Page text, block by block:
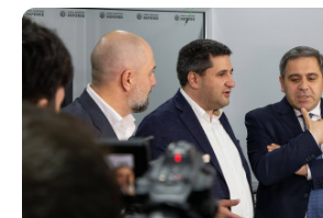
կանխավճարային սակագնային
առաջին ամիսն անվճար,
ամսավճարը կկազմի 2900
պայմաններին կարող եք